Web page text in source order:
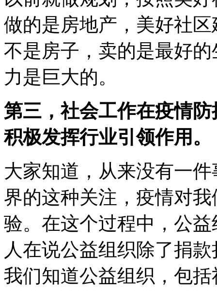
做的是房地产，美好社
不是房子，卖的是最好
力是巨大的。
第三，社会工作在疫情
积极发挥行业引领作用。
大家知道，从来没有一
界的这种关注，疫情对
验。在这个过程中，公
人在说公益组织除了捐
我们知道公益组织，包